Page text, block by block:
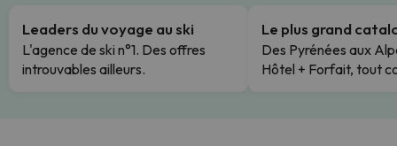
Leaders du voyage au ski
L'agence de ski n°1. Des offres
introuvables ailleurs.
Le plus grand
Des Pyrénées aux
Hôtel + Forfait, tout